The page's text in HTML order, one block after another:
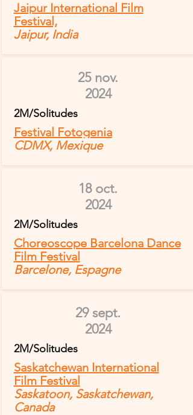
Jaipur International Film
Festival,
Jaipur, India
25 nov.
2024
2M/Solitudes
Festival Fotogenia
CDMX, Mexique
18 oct.
2024
2M/Solitudes
Choreoscope Barcelona Dance
Film Festival
Barcelone, Espagne
29 sept.
2024
2M/Solitudes
Saskatchewan International
Film Festival
Saskatoon, Saskatchewan,
Canada